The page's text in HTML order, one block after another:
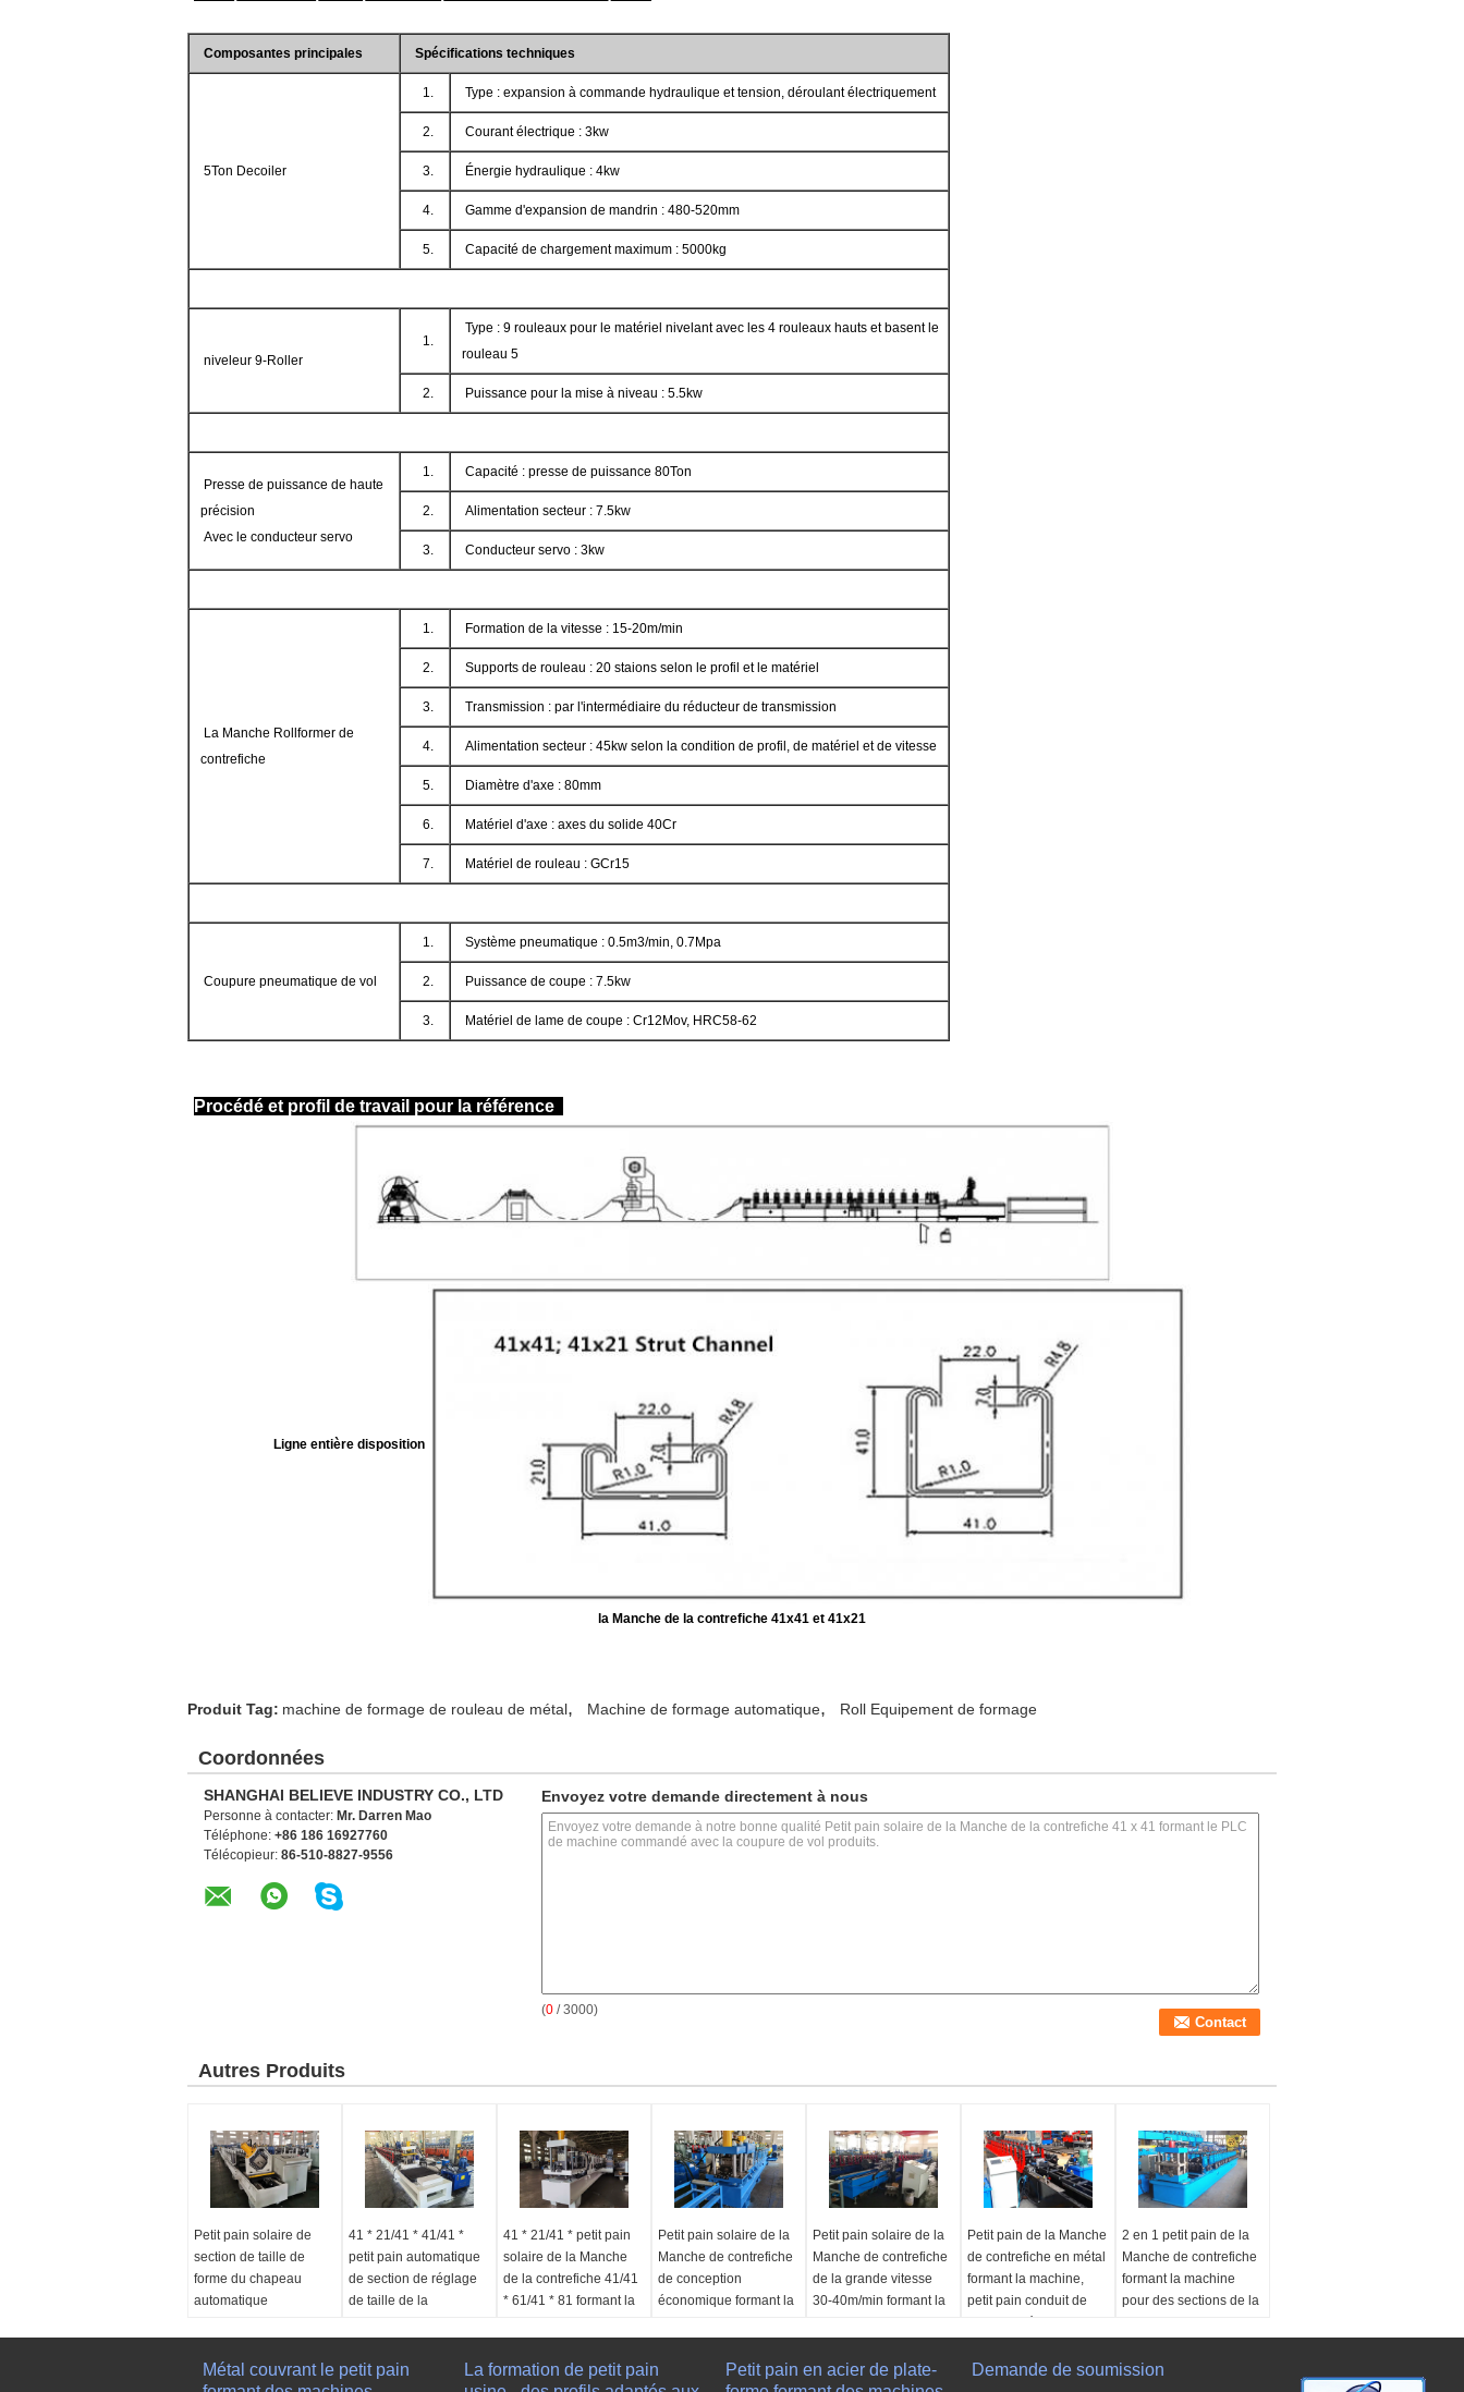
Composantes principales Spécifications techniques
5Ton Decoiler
1. Type : expansion à commande hydraulique et tension, déroulant électriquement
2. Courant électrique : 3kw
3. Énergie hydraulique : 4kw
4. Gamme d'expansion de mandrin : 480-520mm
5. Capacité de chargement maximum : 5000kg
niveleur 9-Roller
1.
Type : 9 rouleaux pour le matériel nivelant avec les 4 rouleaux hauts et basent le
rouleau 5
2. Puissance pour la mise à niveau : 5.5kw
Presse de puissance de haute
précision
Avec le conducteur servo
1. Capacité : presse de puissance 80Ton
2. Alimentation secteur : 7.5kw
3. Conducteur servo : 3kw
La Manche Rollformer de
contrefiche
1. Formation de la vitesse : 15-20m/min
2. Supports de rouleau : 20 staions selon le profil et le matériel
3. Transmission : par l'intermédiaire du réducteur de transmission
4. Alimentation secteur : 45kw selon la condition de profil, de matériel et de vitesse
5. Diamètre d'axe : 80mm
6. Matériel d'axe : axes du solide 40Cr
7. Matériel de rouleau : GCr15
Coupure pneumatique de vol
1. Système pneumatique : 0.5m3/min, 0.7Mpa
2. Puissance de coupe : 7.5kw
3. Matériel de lame de coupe : Cr12Mov, HRC58-62
Procédé et profil de travail pour la référence
Ligne entière disposition
la Manche de la contrefiche 41x41 et 41x21
Produit Tag: machine de formage de rouleau de métal, Machine de formage automatique, Roll Equipement de formage
Coordonnées
SHANGHAI BELIEVE INDUSTRY CO., LTD
Personne à contacter: Mr. Darren Mao
Téléphone: +86 186 16927760
Télécopieur: 86-510-8827-9556
Envoyez votre demande directement à nous
(0 / 3000)
Autres Produits
Petit pain solaire de
section de taille de
forme du chapeau
automatique
Fonction de machine:
41 * 21/41 * 41/41 *
petit pain automatique
de section de réglage
de taille de la
41 * 21/41 * petit pain
solaire de la Manche
de la contrefiche 41/41
* 61/41 * 81 formant la
solaire
Petit pain solaire de la
Manche de contrefiche
de conception
économique formant la
Application:Utilisé
Petit pain solaire de la
Manche de contrefiche
de la grande vitesse
30-40m/min formant la
aux besoins du client
Petit pain de la Manche
de contrefiche en métal
formant la machine,
petit pain conduit de
L'autre nom: Canal en
2 en 1 petit pain de la
Manche de contrefiche
formant la machine
pour des sections de la
Application:
Métal couvrant le petit pain
La formation de petit pain
Petit pain en acier de plate-
Demande de soumission